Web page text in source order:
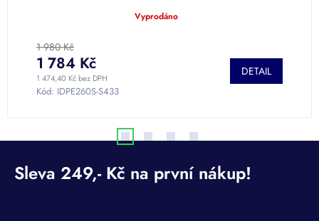
produktu
je
5,0
z
5
Vyprodáno
1 980 Kč
1 474,40 Kč bez DPH
1 784 Kč DETAIL
Kód: IDPE260S-S433